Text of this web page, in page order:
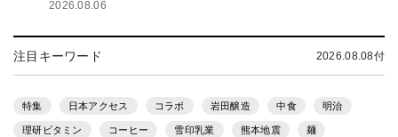
2026.08.06
注目キーワード 2026.08.08付
特集 日本アクセス コラボ 岩田醸造 中食 明治
理研ビタミン コーヒー 雪印乳業 熊本地震 麺